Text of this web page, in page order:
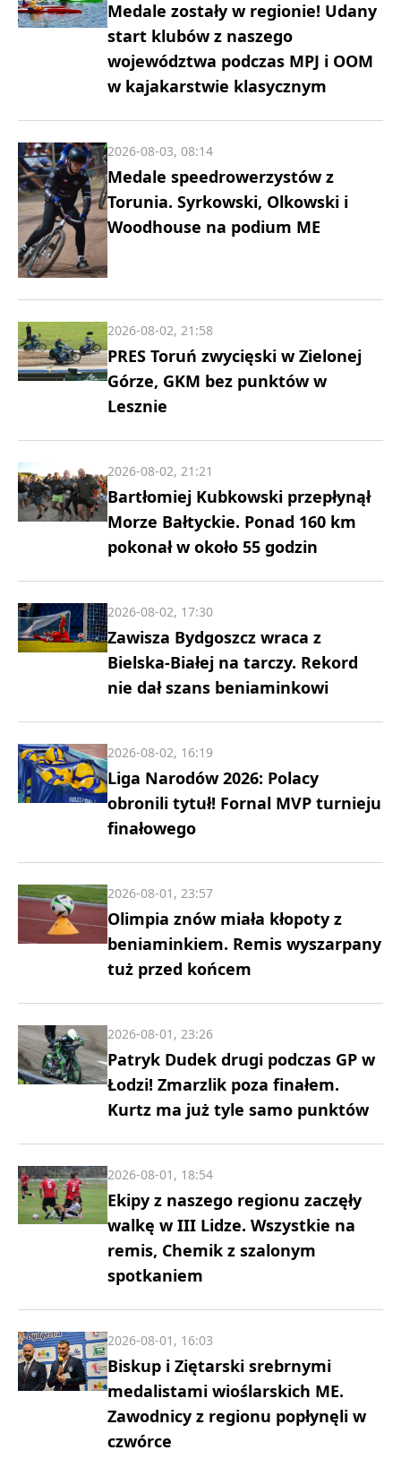
Medale zostały w regionie! Udany
start klubów z naszego
województwa podczas MPJ i OOM
w kajakarstwie klasycznym
Medale speedrowerzystów z
Torunia. Syrkowski, Olkowski i
Woodhouse na podium ME
2026-08-03, 08:14
PRES Toruń zwycięski w Zielonej
Górze, GKM bez punktów w
Lesznie
2026-08-02, 21:58
Bartłomiej Kubkowski przepłynął
Morze Bałtyckie. Ponad 160 km
pokonał w około 55 godzin
2026-08-02, 21:21
Zawisza Bydgoszcz wraca z
Bielska-Białej na tarczy. Rekord
nie dał szans beniaminkowi
2026-08-02, 17:30
Liga Narodów 2026: Polacy
obronili tytuł! Fornal MVP turnieju
finałowego
2026-08-02, 16:19
Olimpia znów miała kłopoty z
beniaminkiem. Remis wyszarpany
tuż przed końcem
2026-08-01, 23:57
Patryk Dudek drugi podczas GP w
Łodzi! Zmarzlik poza finałem.
Kurtz ma już tyle samo punktów
2026-08-01, 23:26
Ekipy z naszego regionu zaczęły
walkę w III Lidze. Wszystkie na
remis, Chemik z szalonym
spotkaniem
2026-08-01, 18:54
Biskup i Ziętarski srebrnymi
medalistami wioślarskich ME.
Zawodnicy z regionu popłynęli w
czwórce
2026-08-01, 16:03